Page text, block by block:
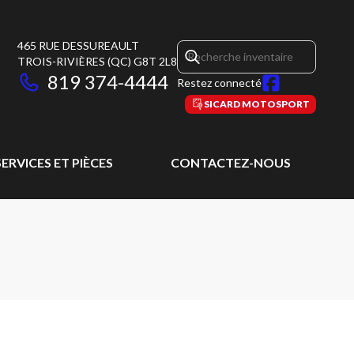
465 RUE DESSUREAULT
TROIS-RIVIÈRES (QC) G8T 2L8
819 374-4444 Restez connecté
SICARD MOTOSPORT
ET PIÈCES CONTACTEZ-NOUS